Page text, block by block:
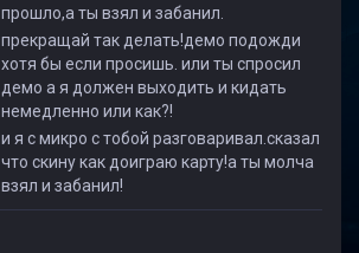
прошло,а ты взял и забанил.
прекращай так делать!демо подожди
хотя бы если просишь. или ты спросил
демо а я должен выходить и кидать
немедленно или как?!
и я с микро с тобой разговаривал.сказал
что скину как доиграю карту!а ты молча
взял и забанил!